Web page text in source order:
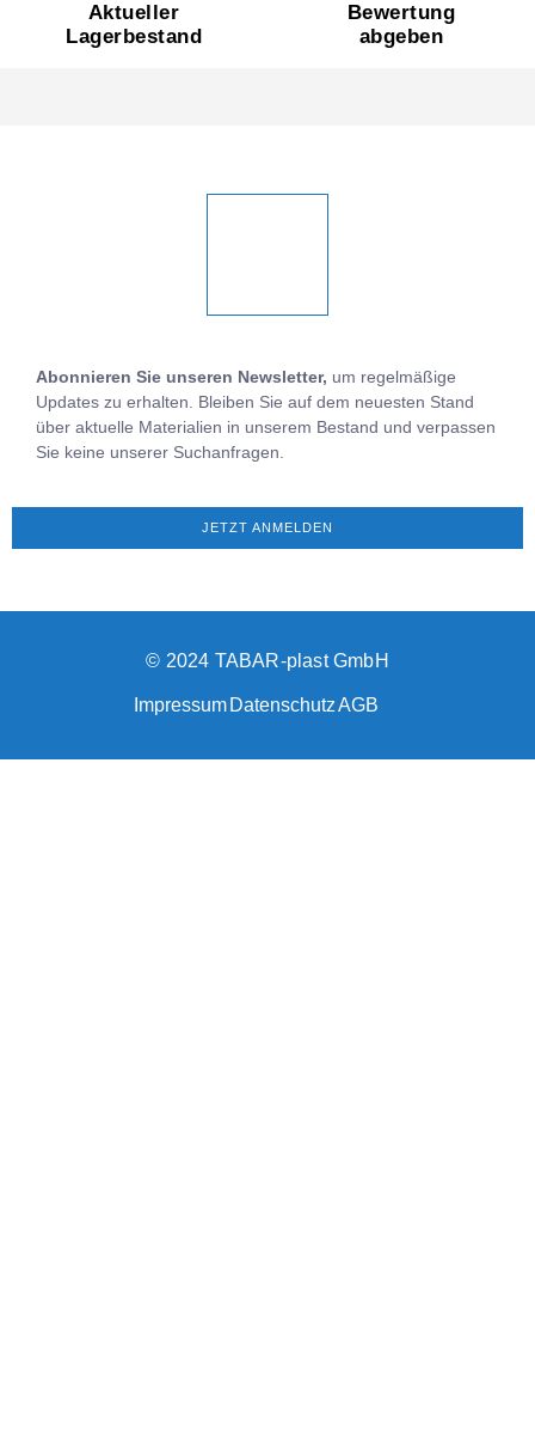
Aktueller
Lagerbestand
Bewertung
abgeben
Abonnieren Sie unseren Newsletter, um regelmäßige
Updates zu erhalten. Bleiben Sie auf dem neuesten Stand
über aktuelle Materialien in unserem Bestand und verpassen
Sie keine unserer Suchanfragen.
JETZT ANMELDEN
© 2024 TABAR-plast GmbH
ImpressumDatenschutzAGB